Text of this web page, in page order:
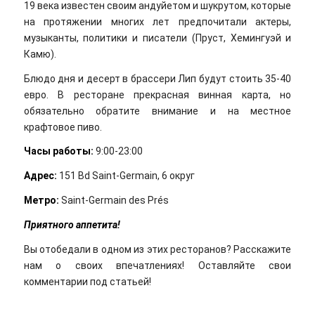
19 века известен своим андуйетом и шукрутом, которые
на протяжении многих лет предпочитали актеры,
музыканты, политики и писатели (Пруст, Хемингуэй и
Камю).
Блюдо дня и десерт в брассери Лип будут стоить 35-40
евро. В ресторане прекрасная винная карта, но
обязательно обратите внимание и на местное
крафтовое пиво.
Часы работы: 9:00-23:00
Адрес: 151 Bd Saint-Germain, 6 округ
Метро: Saint-Germain des Prés
Приятного аппетита!
Вы отобедали в одном из этих ресторанов? Расскажите
нам о своих впечатлениях! Оставляйте свои
комментарии под статьей!